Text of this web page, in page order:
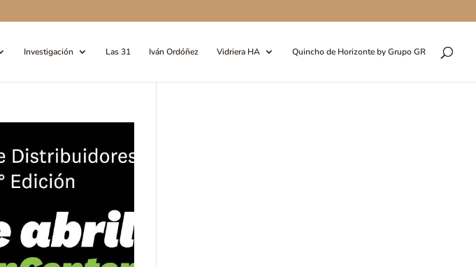
Investigación Las 31 Iván Ordóñez Vidriera HA Quincho de Horizonte by Grupo GR